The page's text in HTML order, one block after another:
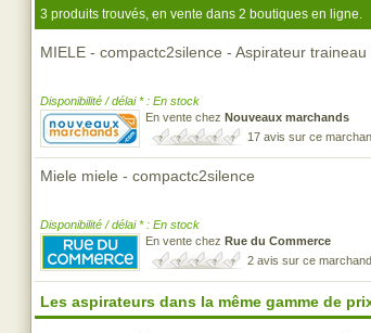
3 produits trouvés, en vente dans 2 boutiques en ligne.
MIELE - compactc2silence - Aspirateur
Disponibilité / délai * : En stock
En vente chez Nouveaux marchands
17 avis sur ce
Miele miele - compactc2silence
Disponibilité / délai * : En stock
En vente chez Rue du Commerce
2 avis sur ce marchand
Les aspirateurs dans la même gamme de